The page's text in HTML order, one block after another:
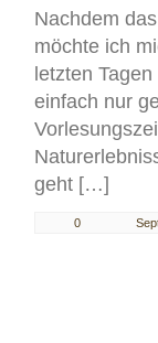
Nachdem
möchte ich
letzten
einfach nur
geht […]
0